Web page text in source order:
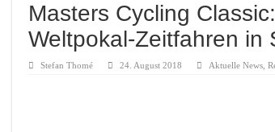
Masters Cycling
Weltpokal-Zeitfahren in
Stefan Thomé 24. August 2018 Aktuelle News,